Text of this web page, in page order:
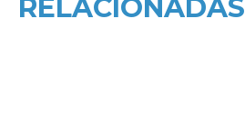
RELACIONADAS